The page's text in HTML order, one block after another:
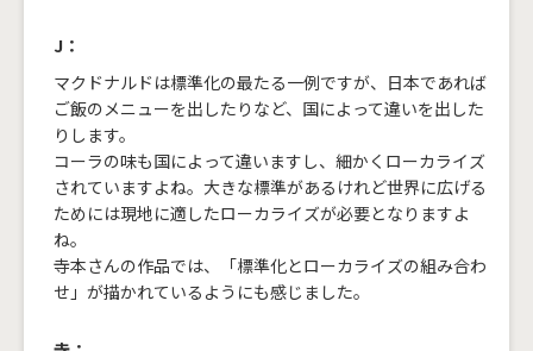
J：
マクドナルドは標準化の最たる一例ですが、日本であれば
ご飯のメニューを出したりなど、国によって違いを出した
りします。
コーラの味も国によって違いますし、細かくローカライズ
されていますよね。大きな標準があるけれど世界に広げる
ためには現地に適したローカライズが必要となりますよ
ね。
寺本さんの作品では、「標準化とローカライズの組み合わ
せ」が描かれているようにも感じました。